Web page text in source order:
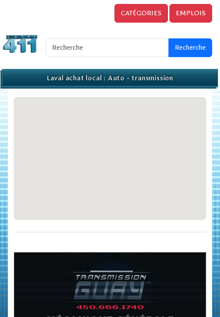
CATÉGORIES EMPLOIS
Laval achat local : Auto - transmission